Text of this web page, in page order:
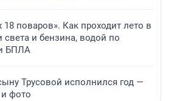
поваров». Как проходит лето в
и бензина, водой по
БПЛА
Трусовой исполнился год —
и фото